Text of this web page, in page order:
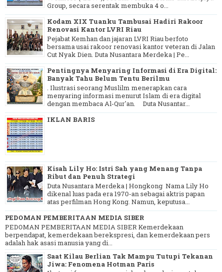
Group, secara serentak membuka 4 o...
Kodam XIX Tuanku Tambusai Hadiri Rakoor
Renovasi Kantor LVRI Riau
Pejabat Kemhan dan jajaran LVRI Riau berfoto
bersama usai rakoor renovasi kantor veteran di Jalan
Cut Nyak Dien. Duta Nusantara Merdeka | Pe...
Pentingnya Menyaring Informasi di Era Digital:
Banyak Tahu Belum Tentu Berilmu
. Ilustrasi seorang Muslilm menerapkan cara
menyaring informasi menurut Islam di era digital
dengan membaca Al-Qur'an. Duta Nusantar...
IKLAN BARIS
Kisah Lily Ho: Istri Sah yang Menang Tanpa
Ribut dan Penuh Strategi
Duta Nusantara Merdeka | Hongkong Nama Lily Ho
dikenal luas pada era 1970-an sebagai aktris papan
atas perfilman Hong Kong. Namun, keputusa...
PEDOMAN PEMBERITAAN MEDIA SIBER
PEDOMAN PEMBERITAAN MEDIA SIBER Kemerdekaan
berpendapat, kemerdekaan berekspresi, dan kemerdekaan pers
adalah hak asasi manusia yang di...
Saat Kilau Berlian Tak Mampu Tutupi Tekanan
Jiwa: Fenomena Hotman Paris